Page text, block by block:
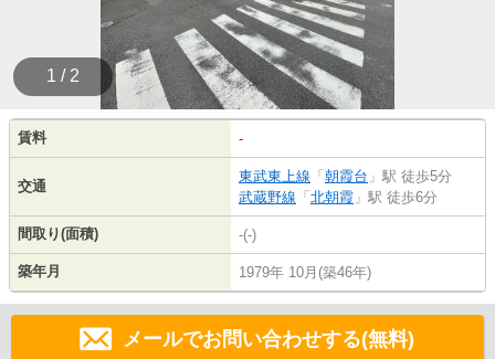
1 / 2
賃料 -
交通
東武東上線 「 朝霞台 」駅 徒歩5分
武蔵野線 「 北朝霞 」駅 徒歩6分
間取り(面積) -(-)
築年月 1979年 10月(築46年)
メールでお問い合わせする(無料)